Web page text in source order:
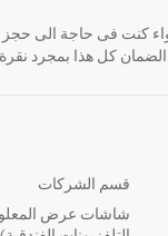
الضمان كل هذا بمجرد
قسم الشركات
شاشات عرض